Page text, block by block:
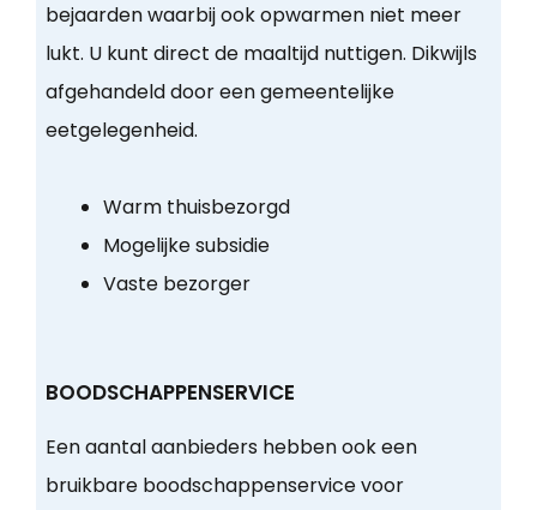
bejaarden waarbij ook opwarmen niet meer
lukt. U kunt direct de maaltijd nuttigen. Dikwijls
afgehandeld door een gemeentelijke
eetgelegenheid.
Warm thuisbezorgd
Mogelijke subsidie
Vaste bezorger
BOODSCHAPPENSERVICE
Een aantal aanbieders hebben ook een
bruikbare boodschappenservice voor